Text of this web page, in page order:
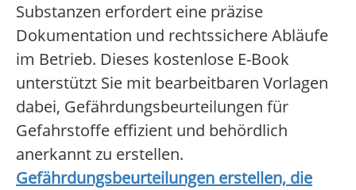
Substanzen erfordert eine präzise
Dokumentation und rechtssichere Abläufe
im Betrieb. Dieses kostenlose E-Book
unterstützt Sie mit bearbeitbaren Vorlagen
dabei, Gefährdungsbeurteilungen für
Gefahrstoffe effizient und behördlich
anerkannt zu erstellen.
Gefährdungsbeurteilungen erstellen, die